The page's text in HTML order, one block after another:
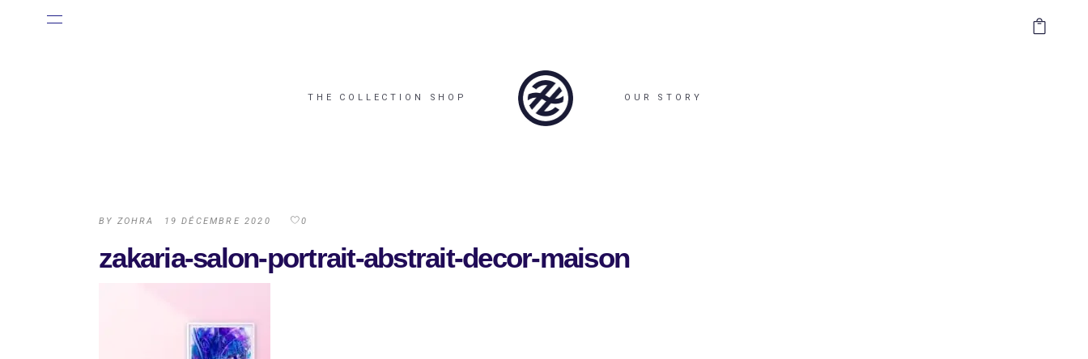
THE COLLECTION SHOP OUR STORY
BY ZOHRA 19 DÉCEMBRE 2020 0
zakaria-salon-portrait-abstrait-decor-maison